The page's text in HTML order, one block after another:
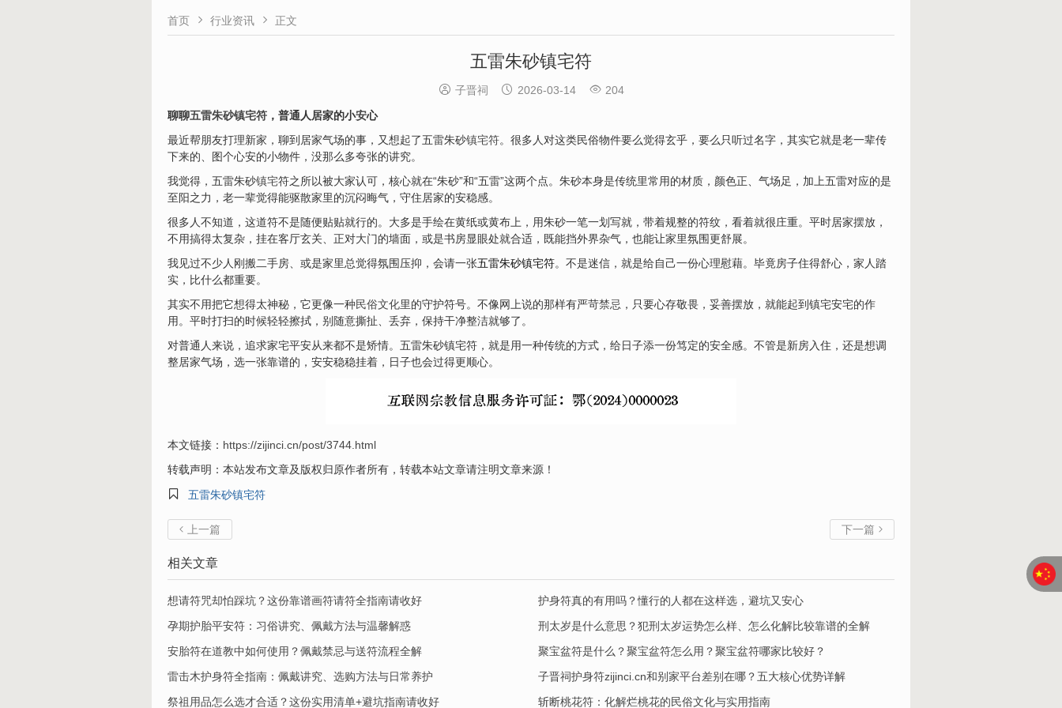
首页  行业资讯  正文
五雷朱砂镇宅符
 子晋祠  2026-03-14  204
聊聊五雷朱砂镇宅符 ，普通人居家的小安心
最近帮朋友打理新家，聊到居家气场的事，又想起了五雷朱砂镇宅符。很多人对这类民俗物件要么觉得玄乎，要么只听过名字，其实它就是老一辈传
下来的、图个心安的小物件，没那么多夸张的讲究。
我觉得，五雷朱砂镇宅符之所以被大家认可，核心就在“朱砂”和“五雷”这两个点。朱砂本身是传统里常用的材质，颜色正、气场足，加上五雷对应的是
至阳之力，老一辈觉得能驱散家里的沉闷晦气，守住居家的安稳感。
很多人不知道，这道符不是随便贴贴就行的。大多是手绘在黄纸或黄布上，用朱砂一笔一划写就，带着规整的符纹，看着就很庄重。平时居家摆放，
不用搞得太复杂，挂在客厅玄关、正对大门的墙面，或是书房显眼处就合适，既能挡外界杂气，也能让家里氛围更舒展。
我见过不少人刚搬二手房、或是家里总觉得氛围压抑，会请一张五雷朱砂镇宅符。不是迷信，就是给自己一份心理慰藉。毕竟房子住得舒心，家人踏
实，比什么都重要。
其实不用把它想得太神秘，它更像一种民俗文化里的守护符号。不像网上说的那样有严苛禁忌 ，只要心存敬畏，妥善摆放，就能起到镇宅安宅的作
用。平时打扫的时候轻轻擦拭，别随意撕扯、丢弃，保持干净整洁就够了。
对普通人来说，追求家宅平安从来都不是矫情。五雷朱砂镇宅符，就是用一种传统的方式，给日子添一份笃定的安全感。不管是新房入住，还是想调
整居家气场，选一张靠谱的，安安稳稳挂着，日子也会过得更顺心。
本文链接： https://zijinci.cn/post/3744.html
转载声明：本站发布文章及版权归原作者所有，转载本站文章请注明文章来源！

五雷朱砂镇宅符
 上一篇 下一篇 
相关文章
想请符咒却怕踩坑？这份靠谱画符请符全指南请收好
护身符真的有用吗？懂行的人都在这样选，避坑又安心
孕期护胎平安符：习俗讲究、佩戴方法与温馨解惑
刑太岁是什么意思？犯刑太岁运势怎么样、怎么化解比较靠谱的全解
安胎符在道教中如何使用？佩戴禁忌与送符流程全解
聚宝盆符是什么？聚宝盆符怎么用？聚宝盆符哪家比较好？
​雷击木护身符全指南：佩戴讲究、选购方法与日常养护
子晋祠护身符zijinci.cn和别家平台差别在哪？五大核心优势详解
祭祖用品怎么选才合适？这份实用清单+避坑指南请收好
斩断桃花符：化解烂桃花的民俗文化与实用指南